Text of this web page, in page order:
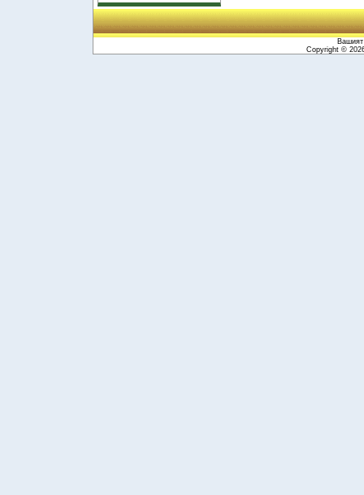
Copyright ©